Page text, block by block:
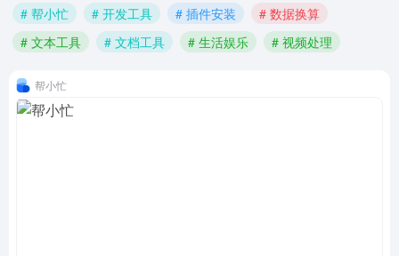
# 帮小忙
# 开发工具 # 插件安装
# 数据换算
# 文本工具
# 文档工具 # 生活娱乐 # 视频处理
帮小忙